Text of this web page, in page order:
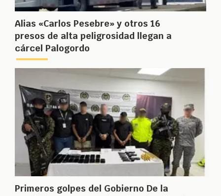
Alias «Carlos Pesebre» y otros 16
presos de alta peligrosidad llegan a
cárcel Palogordo
Primeros golpes del Gobierno De la